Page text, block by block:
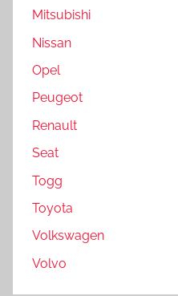
Mitsubishi
Nissan
Opel
Peugeot
Renault
Seat
Togg
Toyota
Volkswagen
Volvo